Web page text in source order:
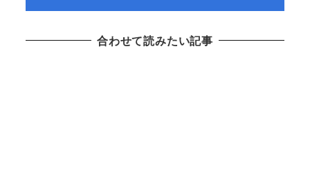
合わせて読みたい記事